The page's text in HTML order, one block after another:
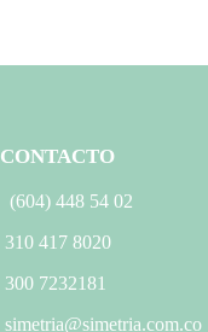
CONTACTO
(604) 448 54 02
310 417 8020
300 7232181
simetria@simetria.com.co